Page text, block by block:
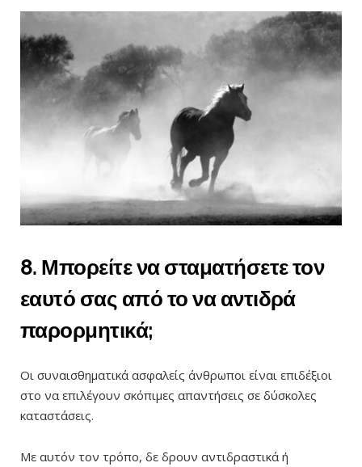
8. Μπορείτε να σταματήσετε τον
εαυτό σας από το να αντιδρά
παρορμητικά;
Οι συναισθηματικά ασφαλείς άνθρωποι είναι επιδέξιοι
στο να επιλέγουν σκόπιμες απαντήσεις σε δύσκολες
καταστάσεις.
Με αυτόν τον τρόπο, δε δρουν αντιδραστικά ή